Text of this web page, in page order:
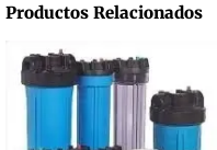
Productos Relacionados